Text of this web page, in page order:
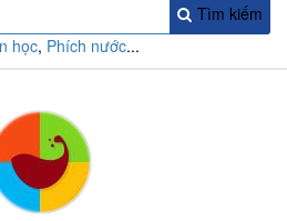
Tìm kiếm
học, Phích nước...